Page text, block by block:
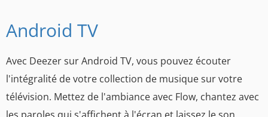
Android TV
Avec Deezer sur Android TV, vous pouvez écouter
l'intégralité de votre collection de musique sur votre
télévision. Mettez de l'ambiance avec Flow, chantez avec